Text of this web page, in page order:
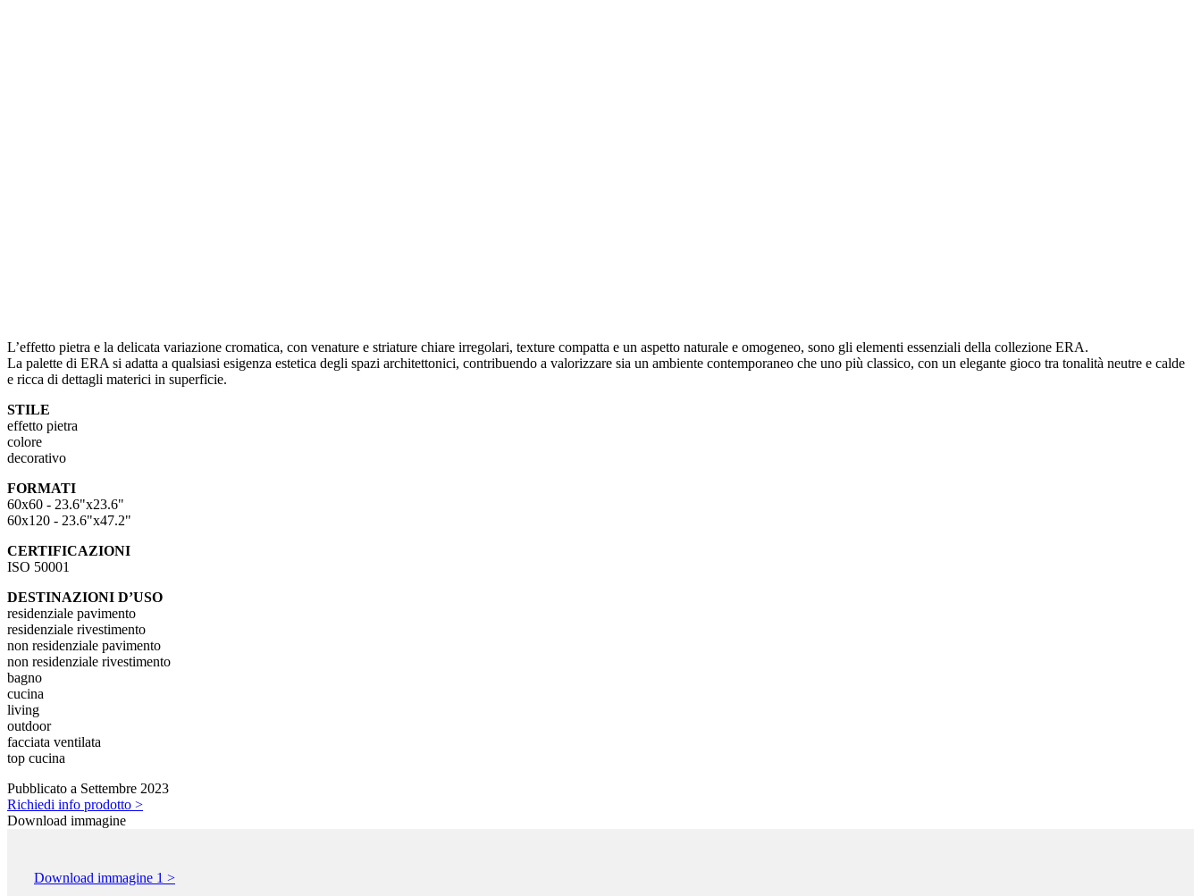
L’effetto pietra e la delicata variazione cromatica, con venature e striature chiare irregolari, texture compatta e un aspetto naturale e omogeneo, sono gli elementi essenziali della collezione ERA.
La palette di ERA si adatta a qualsiasi esigenza estetica degli spazi architettonici, contribuendo a valorizzare sia un ambiente contemporaneo che uno più classico, con un elegante gioco tra tonalità neutre e calde
e ricca di dettagli materici in superficie.
STILE
effetto pietra
colore
decorativo
FORMATI
60x60 - 23.6"x23.6"
60x120 - 23.6"x47.2"
CERTIFICAZIONI
ISO 50001
DESTINAZIONI D’USO
residenziale pavimento
residenziale rivestimento
non residenziale pavimento
non residenziale rivestimento
bagno
cucina
living
outdoor
facciata ventilata
top cucina
Pubblicato a Settembre 2023
Richiedi info prodotto >
Download immagine
Download immagine 1 >